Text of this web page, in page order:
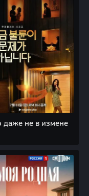
даже не в измене